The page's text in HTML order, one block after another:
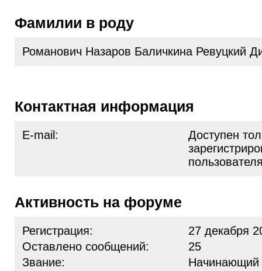
Фамилии в роду
Романович Назаров Баличкина Ревуцкий
Контактная информация
E-mail:
Доступен
Активность на форуме
Регистрация:
27 декабря
Оставлено сообщений:
25
Звание:
Начинающий